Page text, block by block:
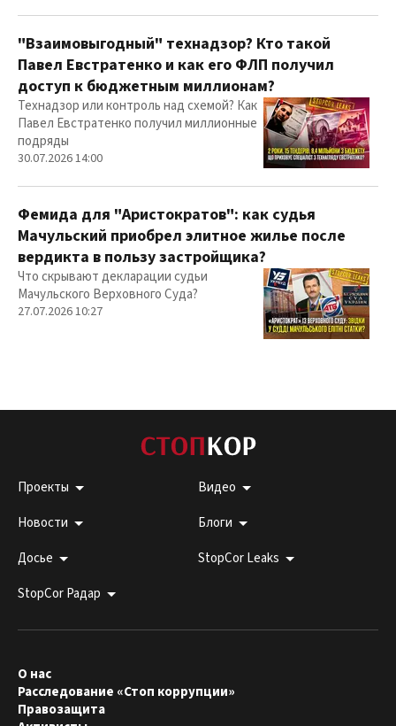
"Взаимовыгодный" технадзор? Кто такой
Павел Евстратенко и как его ФЛП получил
доступ к бюджетным миллионам?
Технадзор или контроль над схемой? Как
Павел Евстратенко получил миллионные
подряды
30.07.2026 14:00
Фемида для "Аристократов": как судья
Мачульский приобрел элитное жилье после
вердикта в пользу застройщика?
Что скрывают декларации судьи
Мачульского Верховного Суда?
27.07.2026 10:27
Проекты
Видео
Новости
Блоги
Досье
StopCor Leaks
StopCor Радар
О нас
Расследование «Стоп коррупции»
Правозащита